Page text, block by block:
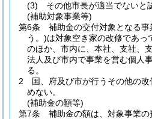
(3)
その他市長が適当でないと
(補助対象事業等)
第6条
補助金の交付対象となる事
う。)は対象空き家の改修であっ
のほか、市内に、本社、支社、
法人及び市内で事業を営む個人
る。
2
国、府及び市が行うその他の
めない。
(補助金の額等)
第7条
補助金の額は、対象事業